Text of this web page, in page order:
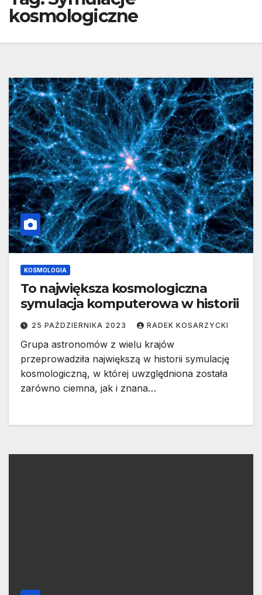
kosmologiczne
KOSMOLOGIA
To największa kosmologiczna
symulacja komputerowa w historii
25 PAŹDZIERNIKA 2023 RADEK KOSARZYCKI
Grupa astronomów z wielu krajów
przeprowadziła największą w historii symulację
kosmologiczną, w której uwzględniona została
zarówno ciemna, jak i znana…